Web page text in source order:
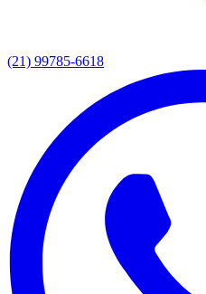
(21) 99785-6618